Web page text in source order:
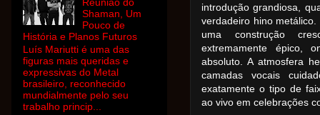
introdução grandiosa,
verdadeiro hino
uma construção
extremamente épico,
absoluto. A atmosfera
camadas vocais
exatamente o tipo de
ao vivo em celebrações
Shaman, Um
Pouco de
História e Planos Futuros
Luís Mariutti é uma das
figuras mais queridas e
expressivas do Metal
brasileiro, reconhecido
mundialmente pelo seu
trabalho princip...